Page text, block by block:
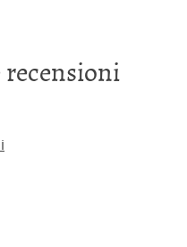
recensioni